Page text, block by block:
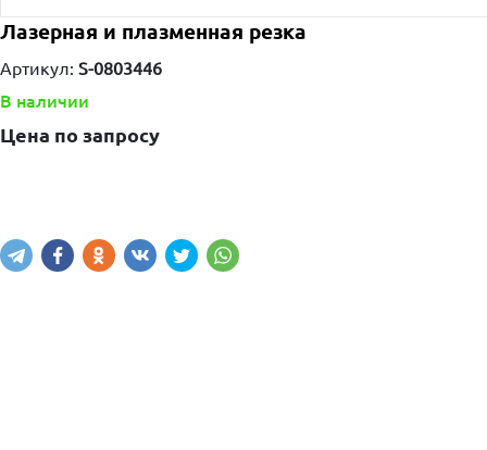
Лазерная и плазменная резка
Артикул: S-0803446
В наличии
Цена по запросу